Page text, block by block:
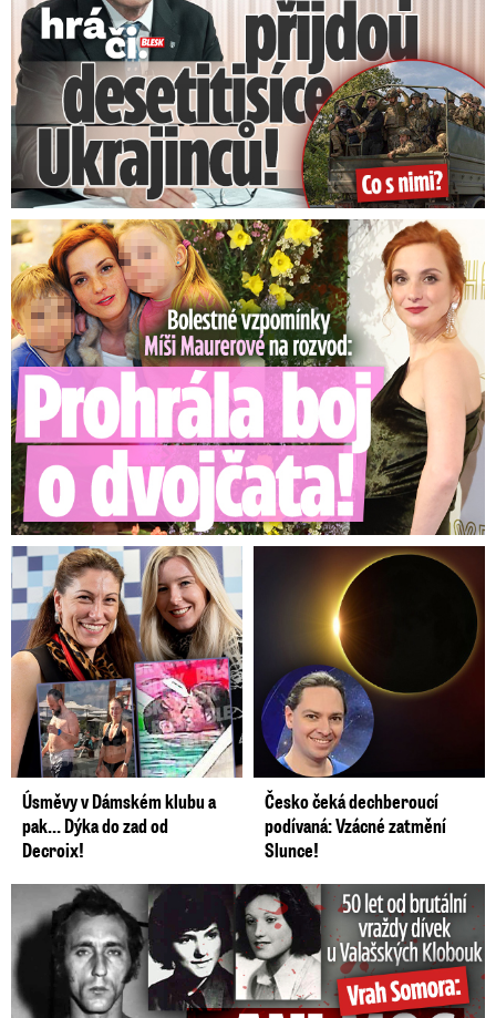
Bolestné vzpomínky Míši Maurerové: Prohrála boj o dvojčata!
Úsměvy v Dámském klubu a
pak… Dýka do zad od
Decroix!
Česko čeká dechberoucí
podívaná: Vzácné zatmění
Slunce!
50 let od běsnění Somory: Těla dívek vrah ukryl na skládce